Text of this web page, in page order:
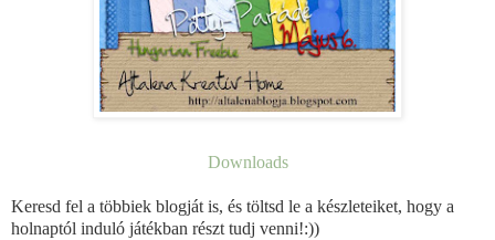
Downloads
Keresd fel a többiek blogját is, és töltsd le a készleteiket, hogy a
holnaptól induló játékban részt tudj venni!:))